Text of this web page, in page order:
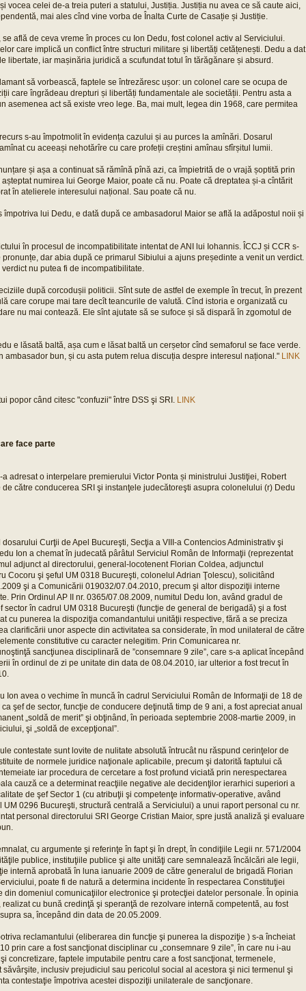
vocea celei de-a treia puteri a statului, Justiția. Justiția nu avea ce să caute aici,
mai ales cînd vine vorba de Înalta Curte de Casație și Justiție.
află de ceva vreme în proces cu Ion Dedu, fost colonel activ al Serviciului.
care implică un conflict între structuri militare și libertăți cetățenești. Dedu a dat
libertate, iar mașinăria juridică a scufundat totul în tărăgănare și absurd.
să vorbească, faptele se întrezăresc ușor: un colonel care se ocupa de
care îngrădeau drepturi și libertăți fundamentale ale societății. Pentru asta a
asemenea act să existe vreo lege. Ba, mai mult, legea din 1968, care permitea
s-au împotmolit în evidența cazului și au purces la amînări. Dosarul
cu aceeași nehotărîre cu care profeții creștini amînau sfîrșitul lumii.
și așa a continuat să rămînă pînă azi, ca împietrită de o vrajă șoptită prin
numirea lui George Maior, poate că nu. Poate că dreptatea și-a cîntărit
în atelierele interesului național. Sau poate că nu.
împotriva lui Dedu, e dată după ce ambasadorul Maior se află la adăpostul noii și
în procesul de incompatibilitate intentat de ANI lui Iohannis. ÎCCJ și CCR s-
dar abia după ce primarul Sibiului a ajuns președinte a venit un verdict.
nu putea fi de incompatibilitate.
după corcodușii politicii. Sînt sute de astfel de exemple în trecut, în prezent
care corupe mai tare decît teancurile de valută. Cînd istoria e organizată cu
nu mai contează. Ele sînt ajutate să se sufoce și să dispară în zgomotul de
e lăsată baltă, așa cum e lăsat baltă un cerșetor cînd semaforul se face verde.
ambasador bun, și cu asta putem relua discuția despre interesul național." LINK
popor când citesc "confuzii" între DSS şi SRI. LINK
face parte
adresat o interpelare premierului Victor Ponta și ministrului Justiţiei, Robert
către conducerea SRI şi instanţele judecătoreşti asupra colonelului (r) Dedu
Curţii de Apel Bucureşti, Secţia a VIII-a Contencios Administrativ şi
Ion a chemat în judecată pârâtul Serviciul Român de Informaţii (reprezentat
adjunct al directorului, general-locotenent Florian Coldea, adjunctul
Cocoru şi şeful UM 0318 Bucureşti, colonelul Adrian Ţolescu), solicitând
şi a Comunicării 019032/07.04.2010, precum şi altor dispoziţii interne
Prin Ordinul AP II nr. 0365/07.08.2009, numitul Dedu Ion, având gradul de
sector în cadrul UM 0318 Bucureşti (funcţie de general de berigadă) şi a fost
cu punerea la dispoziţia comandantului unităţii respective, fără a se preciza
clarificării unor aspecte din activitatea sa considerate, în mod unilateral de către
constitutive cu caracter nelegitim. Prin Comunicarea nr.
sancţiunea disciplinară de ”consemnare 9 zile”, care s-a aplicat începând
în ordinul de zi pe unitate din data de 08.04.2010, iar ulterior a fost trecut în
Ion avea o vechime în muncă în cadrul Serviciului Român de Informaţii de 18 de
şef de sector, funcţie de conducere deţinută timp de 9 ani, a fost apreciat anual
„soldă de merit” şi obţinând, în perioada septembrie 2008-martie 2009, in
şi „soldă de excepţional”.
contestate sunt lovite de nulitate absolută întrucât nu răspund cerinţelor de
de normele juridice naţionale aplicabile, precum şi datorită faptului că
iar procedura de cercetare a fost profund viciată prin nerespectarea
cauză ce a determinat reacţiile negative ale decidenţilor ierarhici superiori a
de şef Sector 1 (cu atribuţii şi competenţe informativ-operative, având
0296 Bucureşti, structură centrală a Serviciului) a unui raport personal cu nr.
personal directorului SRI George Cristian Maior, spre justă analiză şi evaluare
cu argumente şi referinţe în fapt şi în drept, în condiţiile Legii nr. 571/2004
publice, instituţiile publice şi alte unităţi care semnalează încălcări ale legii,
internă aprobată în luna ianuarie 2009 de către generalul de brigadă Florian
poate fi de natură a determina incidente în respectarea Constituţiei
din domeniul comunicaţiilor electronice şi protecţiei datelor personale. În opinia
cu bună credinţă şi speranţă de rezolvare internă competentă, au fost
sa, începând din data de 20.05.2009.
reclamantului (eliberarea din funcţie şi punerea la dispoziţie ) s-a încheiat
prin care a fost sancţionat disciplinar cu „consemnare 9 zile”, în care nu i-au
concretizare, faptele imputabile pentru care a fost sancţionat, termenele,
inclusiv prejudiciul sau pericolul social al acestora şi nici termenul şi
contestaţie împotriva acestei dispoziţii unilaterale de sancţionare.